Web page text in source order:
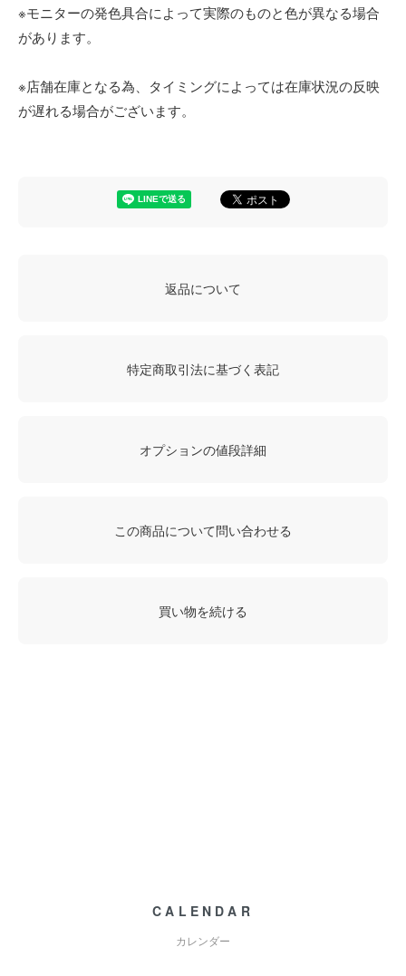
※モニターの発色具合によって実際のものと色が異なる場合
があります。
※店舗在庫となる為、タイミングによっては在庫状況の反映
が遅れる場合がございます。
返品について
特定商取引法に基づく表記
オプションの値段詳細
この商品について問い合わせる
買い物を続ける
CALENDAR
カレンダー